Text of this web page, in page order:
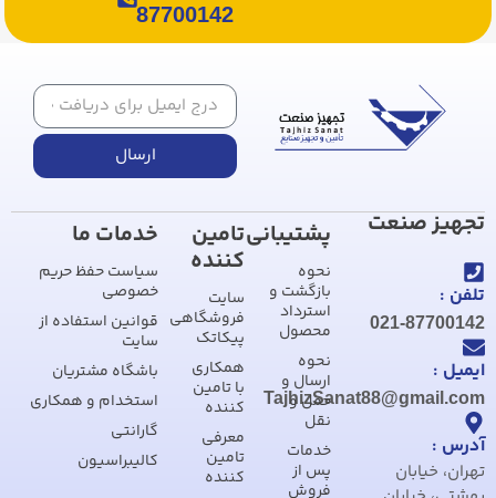
87700142
ارسال
تجهیز صنعت
تلفن :
021-87700142
ایمیل :
TajhizSanat88@gmail.com
آدرس :
تهران، خیابان
پشتیبانی
نحوه
بازگشت و
استرداد
محصول
نحوه
ارسال و
حمل و
نقل
خدمات
پس از
فروش
تامین
کننده
سایت
فروشگاهی
پیکاتک
همکاری
با تامین
کننده
معرفی
تامین
کننده
خدمات ما
سیاست حفظ حریم
خصوصی
قوانین استفاده از
سایت
باشگاه مشتریان
استخدام و همکاری
گارانتی
کالیبراسیون